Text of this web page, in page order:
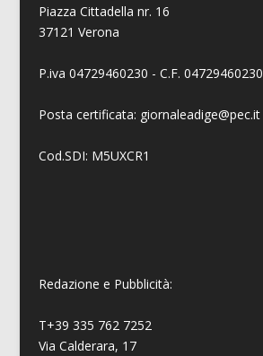
Piazza Cittadella nr. 16
37121 Verona
P.iva 04729460230 - C.F. 04729460230
Posta certificata: giornaleadige@pec.it
Cod.SDI: M5UXCR1
Redazione e Pubblicità:
T+39 335 762 7252
Via Calderara, 17